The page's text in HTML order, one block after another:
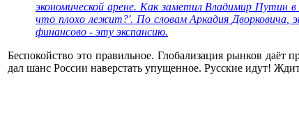
экономической арене. Как заметил Владимир Путин
что плохо лежит?'. По словам Аркадия Дворковича,
финансово - эту экспансию.
Беспокойство это правильное. Глобализация рынков даёт
дал шанс России наверстать упущенное. Русские идут!